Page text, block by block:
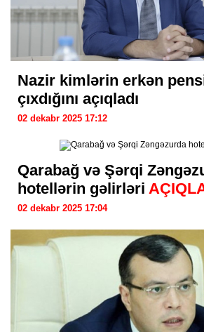
Nazir kimlərin erkən
çıxdığını açıqladı
02 dekabr 2025 17:12
Qarabağ və Şərqi
hotellərin gəlirləri
02 dekabr 2025 17:04